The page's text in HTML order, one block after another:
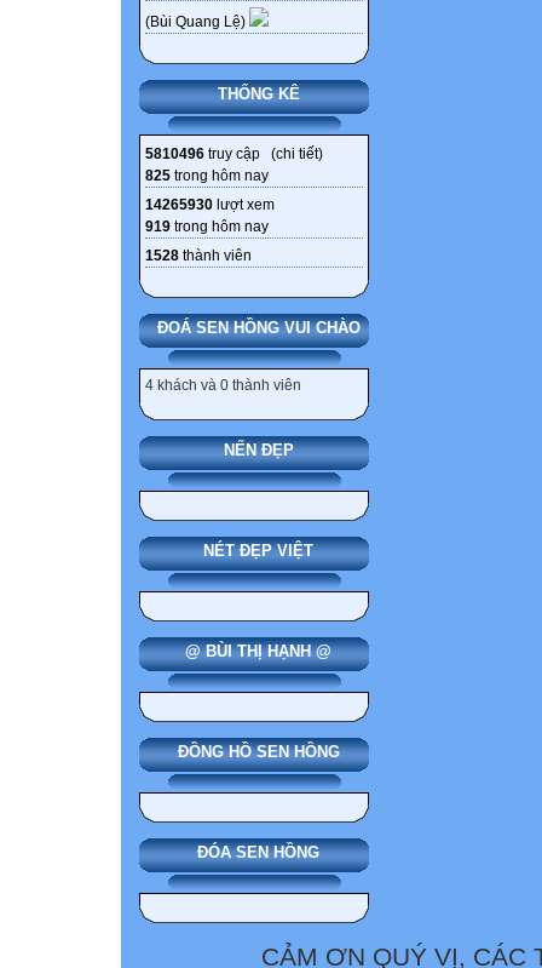
(Bùi Quang Lệ)
THỐNG KÊ
5810496 truy cập (chi tiết)
825 trong hôm nay
14265930 lượt xem
919 trong hôm nay
1528 thành viên
ĐOÁ SEN HỒNG VUI CHÀO
4 khách và 0 thành viên
NẾN ĐẸP
NÉT ĐẸP VIỆT
@ BÙI THỊ HẠNH @
ĐỒNG HỒ SEN HỒNG
ĐÓA SEN HỒNG
CẢM ƠN QUÝ VỊ, CÁC